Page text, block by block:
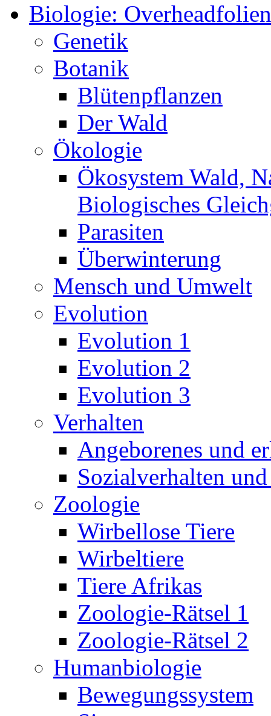
Biologie: Overheadfolien
Genetik
Botanik
Blütenpflanzen
Der Wald
Ökologie
Ökosystem Wald,
Biologisches
Parasiten
Überwinterung
Mensch und Umwelt
Evolution
Evolution 1
Evolution 2
Evolution 3
Verhalten
Angeborenes und
Sozialverhalten
Zoologie
Wirbellose Tiere
Wirbeltiere
Tiere Afrikas
Zoologie-Rätsel 1
Zoologie-Rätsel 2
Humanbiologie
Bewegungssystem